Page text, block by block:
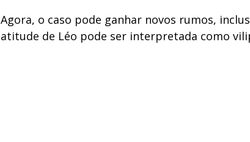
Agora, o caso pode ganhar novos rumos,
atitude de Léo pode ser interpretada como